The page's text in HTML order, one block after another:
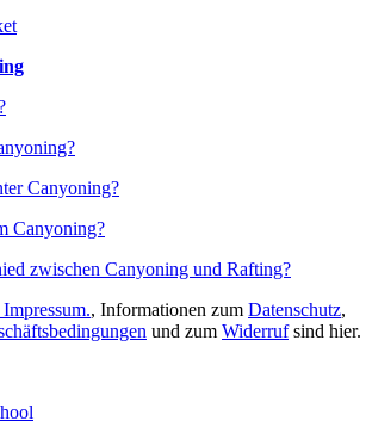
Canyoning?
Canyoning?
zwischen Canyoning und Rafting?
, Informationen zum Datenschutz,
und zum Widerrufsind hier.